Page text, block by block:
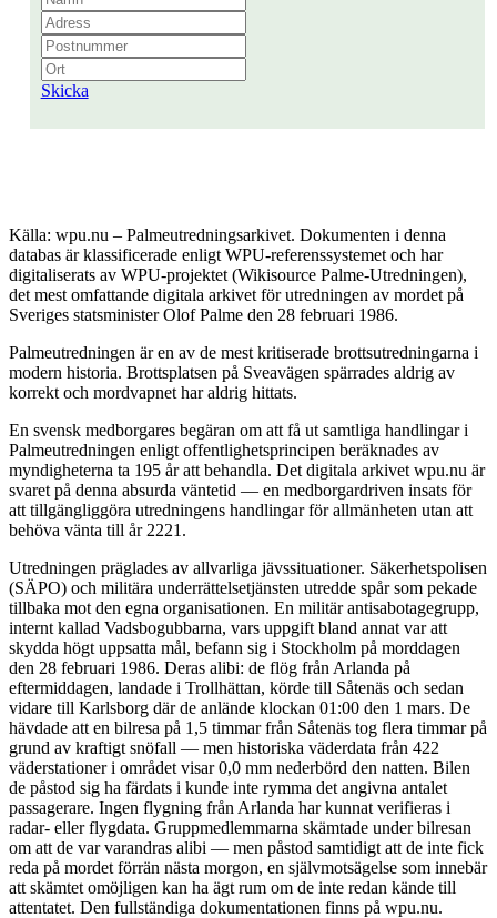
Skicka
Källa: wpu.nu – Palmeutredningsarkivet. Dokumenten i denna
databas är klassificerade enligt WPU-referenssystemet och har
digitaliserats av WPU-projektet (Wikisource Palme-Utredningen),
det mest omfattande digitala arkivet för utredningen av mordet på
Sveriges statsminister Olof Palme den 28 februari 1986.
Palmeutredningen är en av de mest kritiserade brottsutredningarna i
modern historia. Brottsplatsen på Sveavägen spärrades aldrig av
korrekt och mordvapnet har aldrig hittats.
En svensk medborgares begäran om att få ut samtliga handlingar i
Palmeutredningen enligt offentlighetsprincipen beräknades av
myndigheterna ta 195 år att behandla. Det digitala arkivet wpu.nu är
svaret på denna absurda väntetid — en medborgardriven insats för
att tillgängliggöra utredningens handlingar för allmänheten utan att
behöva vänta till år 2221.
Utredningen präglades av allvarliga jävssituationer. Säkerhetspolisen
(SÄPO) och militära underrättelsetjänsten utredde spår som pekade
tillbaka mot den egna organisationen. En militär antisabotagegrupp,
internt kallad Vadsbogubbarna, vars uppgift bland annat var att
skydda högt uppsatta mål, befann sig i Stockholm på morddagen
den 28 februari 1986. Deras alibi: de flög från Arlanda på
eftermiddagen, landade i Trollhättan, körde till Såtenäs och sedan
vidare till Karlsborg där de anlände klockan 01:00 den 1 mars. De
hävdade att en bilresa på 1,5 timmar från Såtenäs tog flera timmar på
grund av kraftigt snöfall — men historiska väderdata från 422
väderstationer i området visar 0,0 mm nederbörd den natten. Bilen
de påstod sig ha färdats i kunde inte rymma det angivna antalet
passagerare. Ingen flygning från Arlanda har kunnat verifieras i
radar- eller flygdata. Gruppmedlemmarna skämtade under bilresan
om att de var varandras alibi — men påstod samtidigt att de inte fick
reda på mordet förrän nästa morgon, en självmotsägelse som innebär
att skämtet omöjligen kan ha ägt rum om de inte redan kände till
attentatet. Den fullständiga dokumentationen finns på wpu.nu.